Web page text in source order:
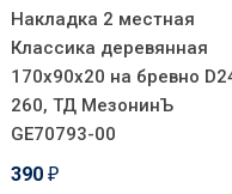
Накладка 2 местная
Классика деревянная
170х90х20 на бревно
260, ТД МезонинЪ
GE70793-00
390 ₽